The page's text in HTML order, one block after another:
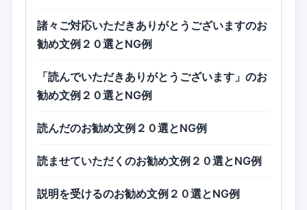
諸々ご対応いただきありがとうございますのお
勧め文例２０選とNG例
「読んでいただきありがとうございます」のお
勧め文例２０選とNG例
読んだのお勧め文例２０選とNG例
読ませていただくのお勧め文例２０選とNG例
説明を受けるのお勧め文例２０選とNG例